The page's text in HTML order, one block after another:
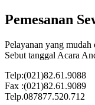
Pemesanan
Pelayanan yang mudah
Sebut tanggal Acara
Telp:(021)82.61.9088
Fax :(021)82.61.9089
Telp.087877.520.712